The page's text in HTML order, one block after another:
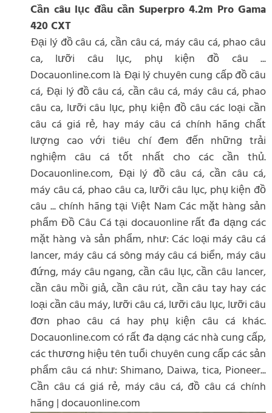
Cần câu lục đầu cần Superpro 4.2m Pro Gama
420 CXT
Đại lý đồ câu cá, cần câu cá, máy câu cá, phao câu
ca, lưỡi câu lục, phụ kiện đồ câu ...
Docauonline.com là Đại lý chuyên cung cấp đồ câu
cá, Đại lý đồ câu cá, cần câu cá, máy câu cá, phao
câu ca, lưỡi câu lục, phụ kiện đồ câu các loại cần
câu cá giá rẻ, hay máy câu cá chính hãng chất
lượng cao với tiêu chí đem đến những trải
nghiệm câu cá tốt nhất cho các cần thủ.
Docauonline.com, Đại lý đồ câu cá, cần câu cá,
máy câu cá, phao câu ca, lưỡi câu lục, phụ kiện đồ
câu ... chính hãng tại Việt Nam Các mặt hàng sản
phẩm Đồ Câu Cá tại docauonline rất đa dạng các
mặt hàng và sản phẩm, như: Các loại máy câu cá
lancer, máy câu cá sông máy câu cá biển, máy câu
đứng, máy câu ngang, cần câu lục, cần câu lancer,
cần câu mồi giả, cần câu rút, cần câu tay hay các
loại cần câu máy, lưỡi câu cá, lưỡi câu lục, lưỡi câu
đơn phao câu cá hay phụ kiện câu cá khác.
Docauonline.com có rất đa dạng các nhà cung cấp,
các thương hiệu tên tuổi chuyên cung cấp các sản
phẩm câu cá như: Shimano, Daiwa, tica, Pioneer...
Cần câu cá giá rẻ, máy câu cá, đồ câu cá chính
hãng | docauonline.com